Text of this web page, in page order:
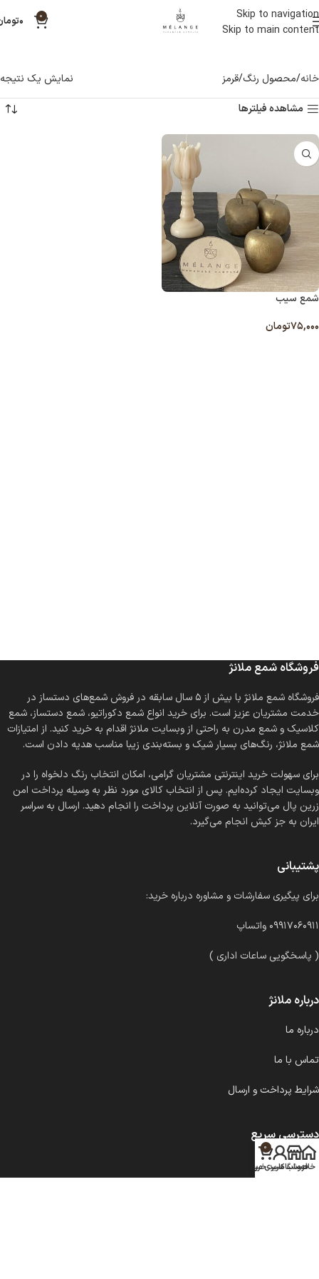
Skip to navigation
Skip to main content
0 ۰
خانه محصول رنگ قرمز
نمایش یک نتیجه
مشاهده فیلترها
شمع سیب
۷۵,۰۰۰تومان
فروشگاه شمع ملانژ
فروشگاه شمع ملانژ با بیش از ۵ سال سابقه در فروش شمع‌های دستساز در
خدمت مشتریان عزیز است. برای خرید انواع شمع دکوراتیو، شمع دستساز، شمع
کلاسیک و شمع مدرن به راحتی از وبسایت ملانژ اقدام به خرید کنید. از امتیازات
شمع ملانژ، رنگ‌های بسیار شیک و بسته‌بندی زیبا مناسب هدیه دادن است.
برای سهولت خرید اینترنتی مشتریان گرامی، امکان انتخاب رنگ دلخواه را در
وبسایت ایجاد کرده‌ایم. پس از انتخاب کالای مورد نظر به وسیله پرداخت امن
زرین پال می‌توانید به صورت آنلاین پرداخت را انجام دهید. ارسال به سراسر
ایران به جز کیش انجام می‌گیرد.
پشتیبانی
برای پیگیری سفارشات و مشاوره درباره خرید:
۰۹۹۱۷۰۶۰۹۱۱ واتساپ
( پاسخگویی ساعات اداری )
درباره ملانژ
درباره ما
تماس با ما
شرایط پرداخت و ارسال
دسترسی سریع
شمع کلاسیک
خانهفروشگاه
حساب کاربری من
0
سبد خرید